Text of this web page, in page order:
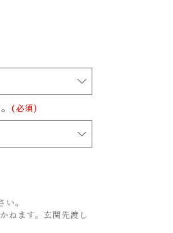
(必須)
。
ねます。玄関先渡し